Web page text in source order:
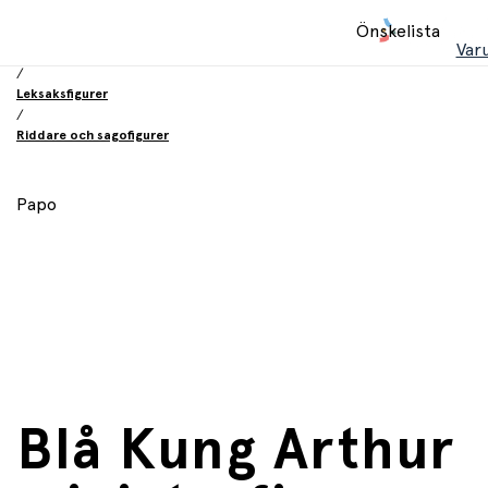
Önskelista
/
Leksaksfigurer
/
Riddare och sagofigurer
Papo
Blå Kung Arthur